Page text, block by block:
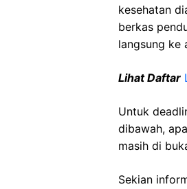
kesehatan
berkas
langsung ke
Lihat Daftar
Untuk
dibawah,
masih di
Sekian